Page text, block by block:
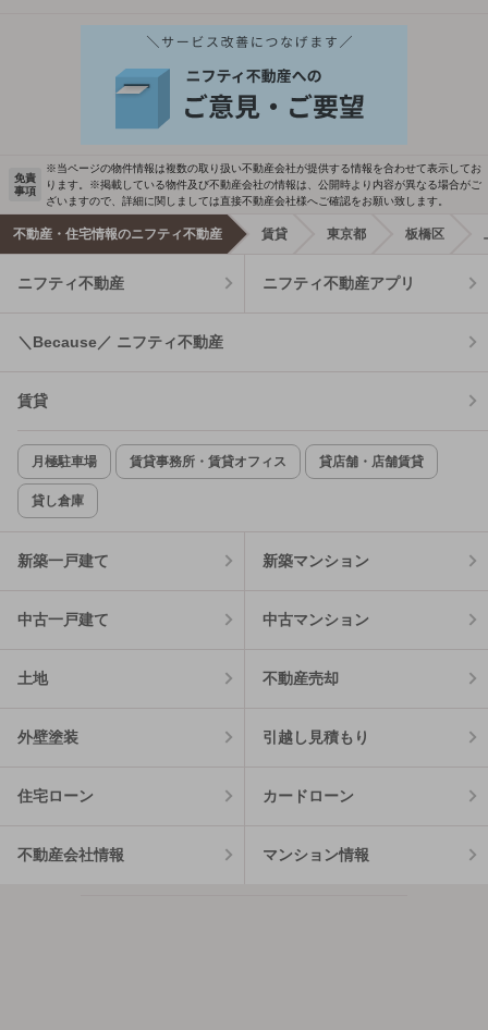
免責
事項
※当ページの物件情報は複数の取り扱い不動産会社が提供する情報を合わせて表示してお
ります。※掲載している物件及び不動産会社の情報は、公開時より内容が異なる場合がご
ざいますので、詳細に関しましては直接不動産会社様へご確認をお願い致します。
不動産・住宅情報のニフティ不動産 賃貸 東京都 板橋区
ニフティ不動産 ニフティ不動産アプリ
＼Because／ ニフティ不動産
賃貸
月極駐車場 賃貸事務所・賃貸オフィス 貸店舗・店舗賃貸
貸し倉庫
新築一戸建て 新築マンション
中古一戸建て 中古マンション
土地 不動産売却
外壁塗装 引越し見積もり
住宅ローン カードローン
不動産会社情報 マンション情報